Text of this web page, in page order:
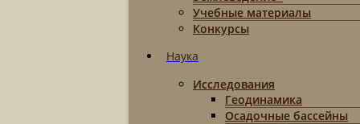
Учебные материалы
Конкурсы
Наука
Исследования
Геодинамика
Осадочные бассейны